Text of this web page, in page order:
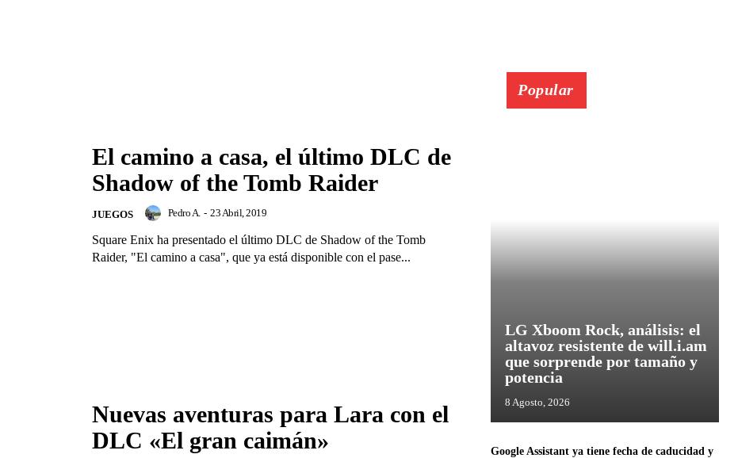
El camino a casa, el último DLC de
Shadow of the Tomb Raider
JUEGOS Pedro A. - 23 Abril, 2019
Square Enix ha presentado el último DLC de Shadow of the Tomb
Raider, "El camino a casa", que ya está disponible con el pase...
Nuevas aventuras para Lara con el
DLC «El gran caimán»
Popular
LG Xboom Rock, análisis: el
altavoz resistente de will.i.am
que sorprende por tamaño y
potencia
8 Agosto, 2026
Google Assistant ya tiene fecha de caducidad y